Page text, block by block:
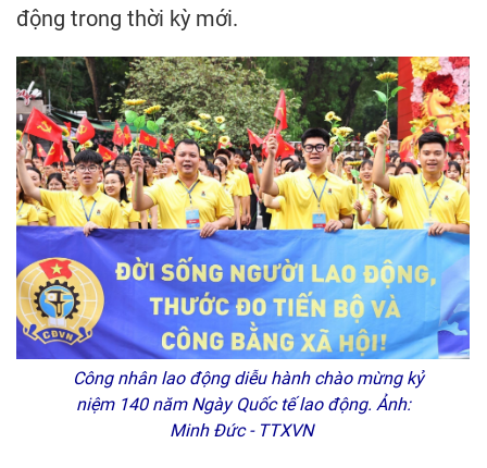
động trong thời kỳ mới.
Công nhân lao động diễu hành chào mừng kỷ
niệm 140 năm Ngày Quốc tế lao động. Ảnh:
Minh Đức - TTXVN